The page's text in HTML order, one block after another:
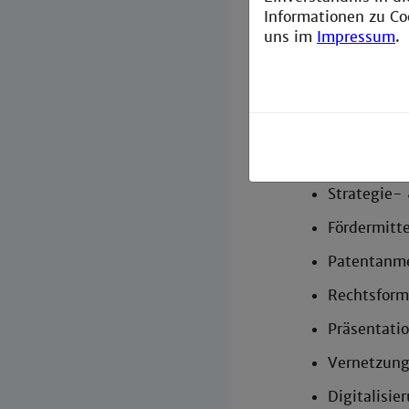
In
Strategie-
Fördermittel
Informationen zu
uns im Impressum.